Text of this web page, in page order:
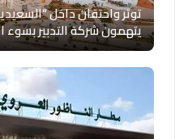
توتر واحتقان داخل
يتهمون شركة التدبير بسوء